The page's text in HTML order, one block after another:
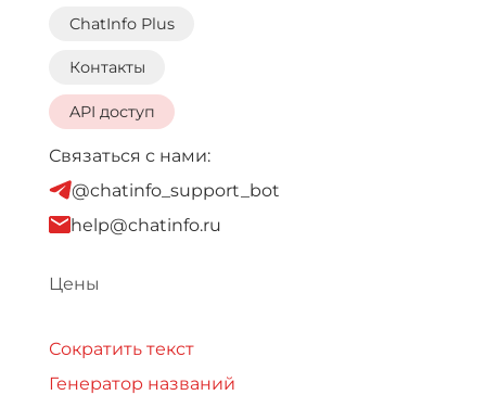
ChatInfo Plus
Контакты
API доступ
Связаться с нами:
@chatinfo_support_bot
help@chatinfo.ru
Цены
Сократить текст
Генератор названий